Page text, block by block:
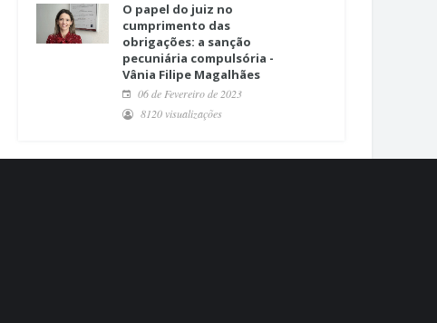
O papel do juiz no
cumprimento das
obrigações: a sanção
pecuniária compulsória -
Vânia Filipe Magalhães
06 de Fevereiro de 2023
8120 visualizações